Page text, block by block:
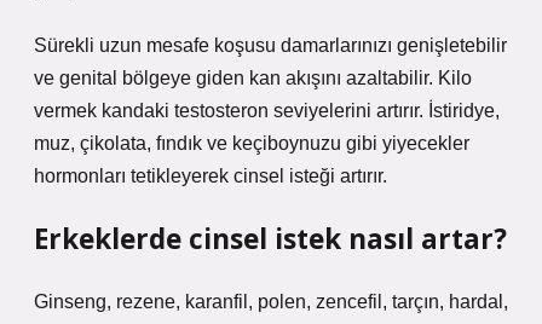
Sürekli uzun mesafe koşusu damarlarınızı genişletebilir
ve genital bölgeye giden kan akışını azaltabilir. Kilo
vermek kandaki testosteron seviyelerini artırır. İstiridye,
muz, çikolata, fındık ve keçiboynuzu gibi yiyecekler
hormonları tetikleyerek cinsel isteği artırır.
Erkeklerde cinsel istek nasıl artar?
Ginseng, rezene, karanfil, polen, zencefil, tarçın, hardal,